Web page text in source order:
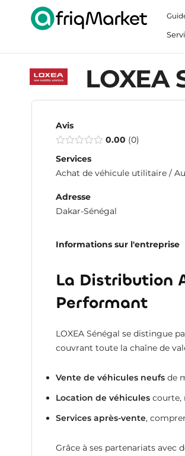
LOXEA
Avis
0.00 0
Services
Achat de véhicule utilitaire /
Adresse
Dakar-Sénégal
Informations sur l'entreprise
La Distribution
Performant
LOXEA Sénégal se distingue
couvrant toute la chaîne de
Vente de véhicules neufsde
Location de véhiculescourte,
Services après-vente,
Grâce à ses partenariats avec